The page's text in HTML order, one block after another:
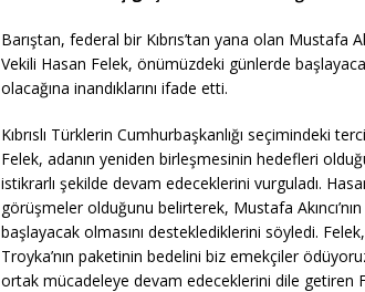
Barıştan, federal bir Kıbrıs’tan yana olan Mustafa
Vekili Hasan Felek, önümüzdeki günlerde
olacağına inandıklarını ifade etti.
Kıbrıslı Türklerin Cumhurbaşkanlığı seçimindeki
Felek, adanın yeniden birleşmesinin hedefleri
istikrarlı şekilde devam edeceklerini vurguladı.
görüşmeler olduğunu belirterek, Mustafa
başlayacak olmasını desteklediklerini söyledi.
Troyka’nın paketinin bedelini biz emekçiler
ortak mücadeleye devam edeceklerini dile getiren